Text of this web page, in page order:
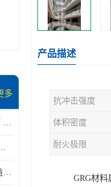
多
饰纪上品GRG材料应用技巧 如何在工程中实现装饰效果
GRG即玻璃纤维增强石膏
GRG背景墙设计：grc石膏造型的创意灵感集
产品描述
抗冲击强度
体积密度
耐火极限
GRG材